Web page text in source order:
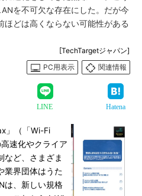
を不可欠な存在にした。だが今
どは高くならない可能性がある
[TechTargetジャパン]
PC用表示
関連情報
LINE Hatena
」（「Wi-Fi
速化やクライア
など、さまざま
業界団体はうた
は、新しい規格